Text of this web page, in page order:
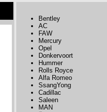
Bentley
AC
FAW
Mercury
Opel
Donkervoort
Hummer
Rolls Royce
Alfa Romeo
SsangYong
Cadillac
Saleen
MAN